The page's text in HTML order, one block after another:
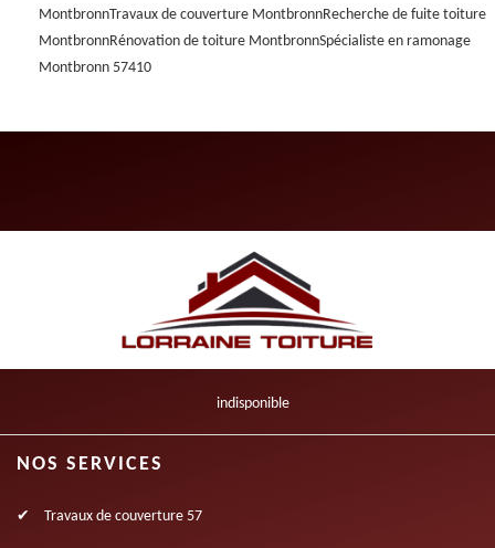
MontbronnTravaux de couverture MontbronnRecherche de fuite toiture
MontbronnRénovation de toiture MontbronnSpécialiste en ramonage
Montbronn 57410
indisponible
NOS SERVICES
Travaux de couverture 57